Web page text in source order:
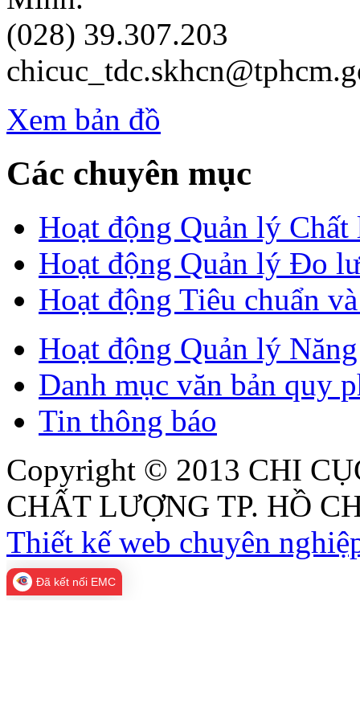
(028) 39.307.203
Xem bản đồ
Các chuyên mục
Hoạt động Quản lý
Hoạt động Quản lý Đo
Hoạt động Tiêu chuẩn
Hoạt động Quản lý
Danh mục văn bản quy
Tin thông báo
Copyright © 2013 CHI
CHẤT LƯỢNG TP. HỒ
Thiết kế web chuyên
Đã kết nối EMC